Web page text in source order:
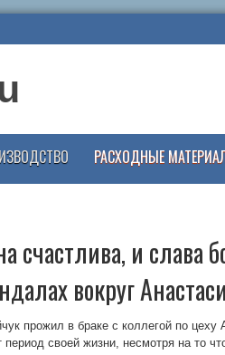
РАСХОДНЫЕ
счастлива, и слава
вокруг
прожил в браке с коллегой по цеху
своей жизни, несмотря на то